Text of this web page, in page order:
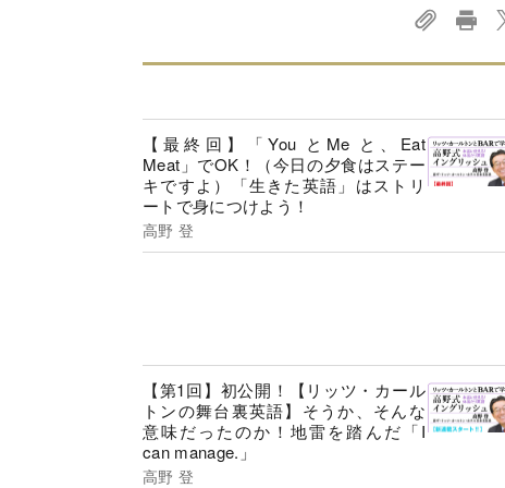
【最終回】「You とMe と、Eat
Meat」でOK！（今日の夕食はステー
キですよ）「生きた英語」はストリ
ートで身につけよう！
高野 登
【第1回】初公開！【リッツ・カール
トンの舞台裏英語】そうか、そんな
意味だったのか！地雷を踏んだ「I
can manage.」
高野 登